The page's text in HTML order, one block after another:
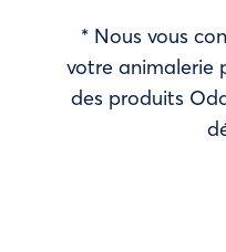
* Nous vous
votre animalerie
des produits